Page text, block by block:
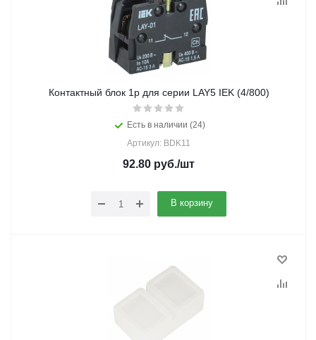
Контактный блок 1р для серии LAY5 IEK (4/800)
Есть в наличии (24)
Артикул: BDK11
92.80 руб./шт
В корзину